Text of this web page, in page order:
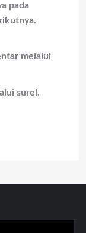
pada
melalui
surel.